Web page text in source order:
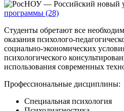
программы (28)
Студенты обретают все
оказания психолого-
социально-экономических
психологического
использования современных
Профессиональные дисциплины:
Специальная психология